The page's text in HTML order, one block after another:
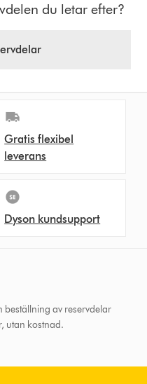
du letar efter?
Gratis flexibel
leverans
Dyson kundsupport
beställning av reservdelar
utan kostnad.